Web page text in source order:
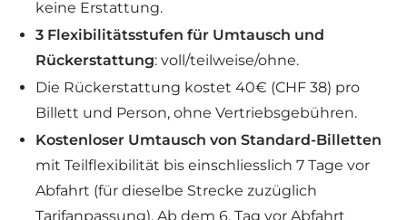
keine Erstattung.
3 Flexibilitätsstufen für Umtausch und
Rückerstattung: voll/teilweise/ohne.
Die Rückerstattung kostet 40€ (CHF 38) pro
Billett und Person, ohne Vertriebsgebühren.
Kostenloser Umtausch von Standard-Billetten
mit Teilflexibilität bis einschliesslich 7 Tage vor
Abfahrt (für dieselbe Strecke zuzüglich
Tarifanpassung). Ab dem 6. Tag vor Abfahrt